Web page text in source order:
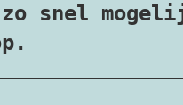
zo snel